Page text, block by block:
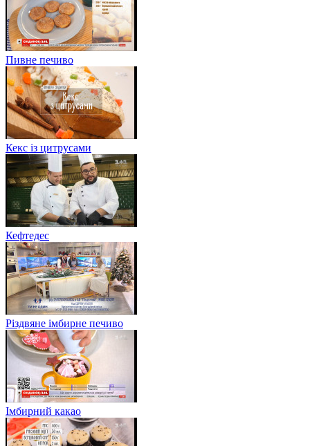
Пивне печиво
Кекс із цитрусами
Кефтедес
Різдвяне імбирне печиво
Імбирний какао